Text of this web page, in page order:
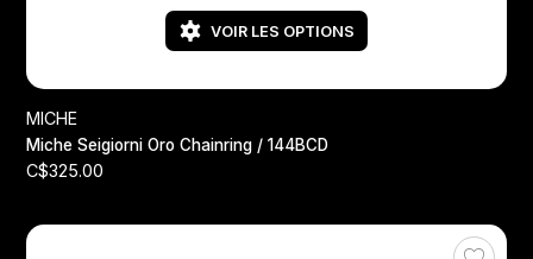
VOIR LES OPTIONS
MICHE
Miche Seigiorni Oro Chainring / 144BCD
C$325.00